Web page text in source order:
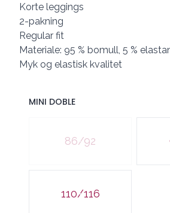
Korte leggings
2-pakning
Regular fit
Materiale: 95 % bomull, 5 %
Myk og elastisk kvalitet
MINI DOBLE
86/92
110/116